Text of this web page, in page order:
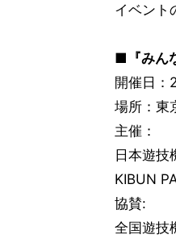
イベント
■『みん
開催日：
場所：東
主催：
日本遊技
KIBUN
協賛:
全国遊技